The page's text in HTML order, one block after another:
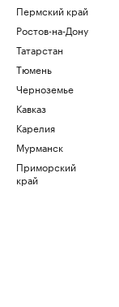
Пермский край
Ростов-на-Дону
Татарстан
Тюмень
Черноземье
Кавказ
Карелия
Мурманск
Приморский
край